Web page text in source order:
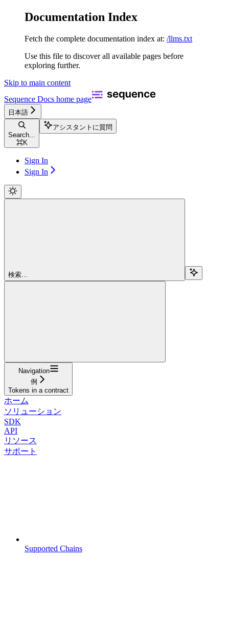
Documentation Index
Fetch the complete documentation index at: /llms.txt
Use this file to discover all available pages before
exploring further.
Skip to main content
Sequence Docs home page
日本語
Search...
⌘K
アシスタントに質問
Sign In
Sign In
検索...
Navigation
例
Tokens in a contract
ホーム
ソリューション
SDK
API
リソース
サポート
Supported Chains